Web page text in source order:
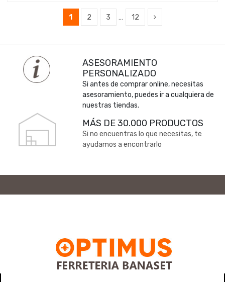
1 2 3 … 12
ASESORAMIENTO
PERSONALIZADO
Si antes de comprar online, necesitas
asesoramiento, puedes ir a cualquiera de
nuestras tiendas.
MÁS DE 30.000 PRODUCTOS
Si no encuentras lo que necesitas, te
ayudamos a encontrarlo